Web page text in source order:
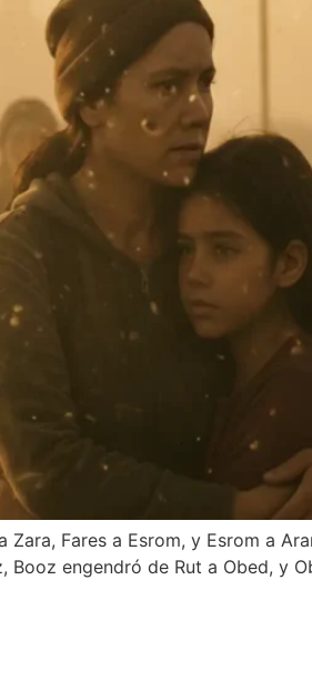
Fares a Esrom, y Esrom a
engendró de Rut a Obed, y